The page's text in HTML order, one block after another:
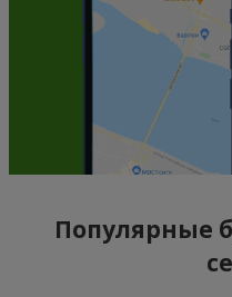
Популярные